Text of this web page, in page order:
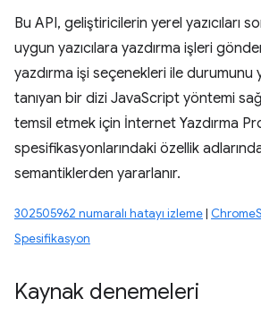
Bu API, geliştiricilerin yerel yazıcıları
uygun yazıcılara yazdırma işleri
yazdırma işi seçenekleri ile
tanıyan bir dizi JavaScript yöntemi
temsil etmek için İnternet Yazdırma
spesifikasyonlarındaki özellik
semantiklerden yararlanır.
302505962 numaralı hatayı izleme|
Spesifikasyon
Kaynak denemeleri